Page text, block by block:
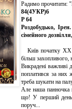
Радимо прочитати:
84(4УКР)6
Р 64
Роздобудько,
сімейного
Київ початку ХХ
більш захопливого,
Викрадені важливі
поплатився за них
треба шукати на
Але наша панночка
що! У перший день
поруч...